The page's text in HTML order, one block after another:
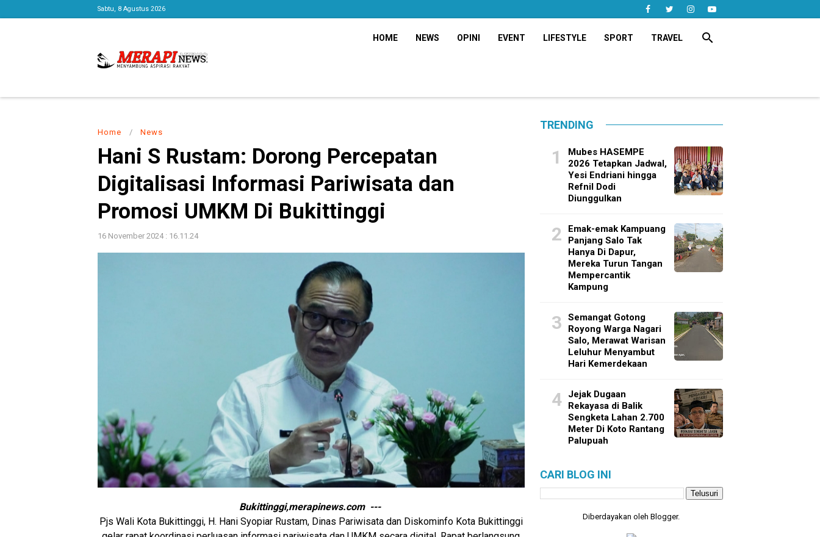
Sabtu, 8 Agustus 2026
HOME NEWS OPINI EVENT LIFESTYLE SPORT TRAVEL search
Home / News
Hani S Rustam: Dorong Percepatan
Digitalisasi Informasi Pariwisata dan
Promosi UMKM Di Bukittinggi
16 November 2024 : 16.11.24
Bukittinggi,merapinews.com ---
Pjs Wali Kota Bukittinggi, H. Hani Syopiar Rustam, Dinas Pariwisata dan Diskominfo Kota Bukittinggi
TRENDING
Mubes HASEMPE
2026 Tetapkan Jadwal,
Yesi Endriani hingga
Refnil Dodi
Diunggulkan
Emak-emak Kampuang
Panjang Salo Tak
Hanya Di Dapur,
Mereka Turun Tangan
Mempercantik
Kampung
Semangat Gotong
Royong Warga Nagari
Salo, Merawat Warisan
Leluhur Menyambut
Hari Kemerdekaan
Jejak Dugaan
Rekayasa di Balik
Sengketa Lahan 2.700
Meter Di Koto Rantang
Palupuah
CARI BLOG INI
Diberdayakan oleh Blogger.